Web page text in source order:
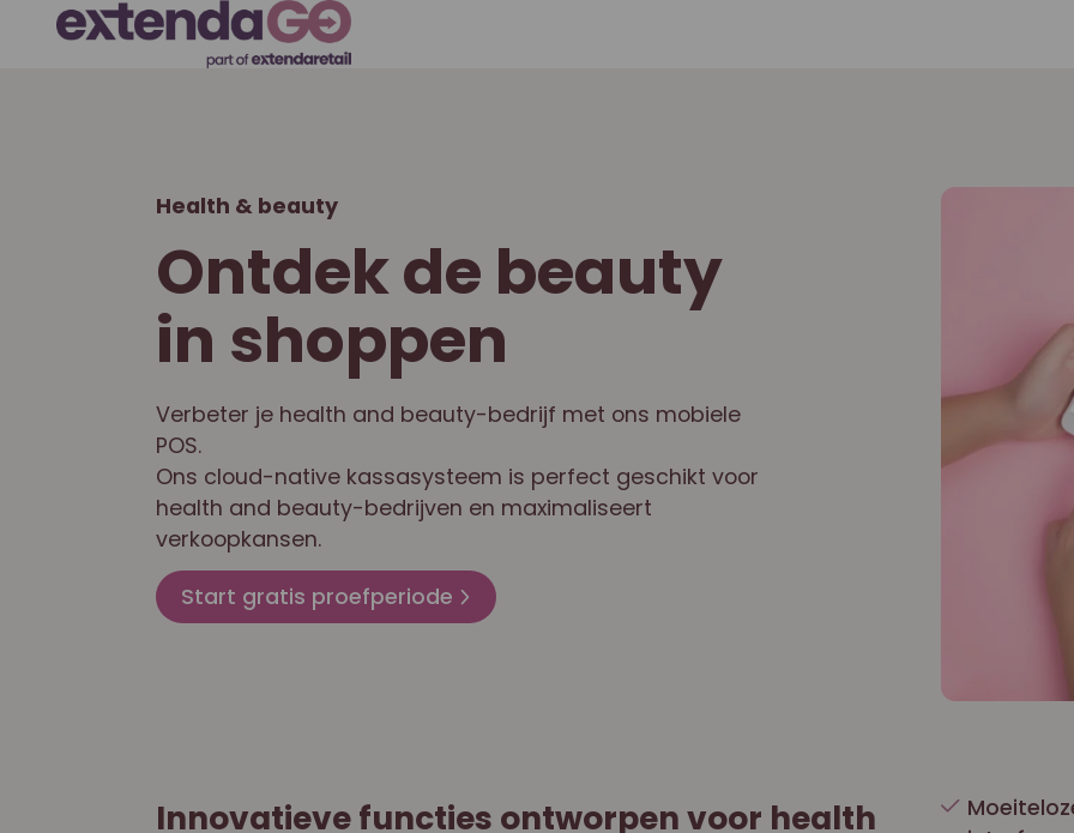
Health & beauty
Ontdek de beauty
in shoppen
Verbeter je health and beauty-bedrijf met ons mobiele
POS.
Ons cloud-native kassasysteem is perfect geschikt voor
health and beauty-bedrijven en maximaliseert
verkoopkansen.
Start gratis proefperiode
Innovatieve functies ontworpen voor health